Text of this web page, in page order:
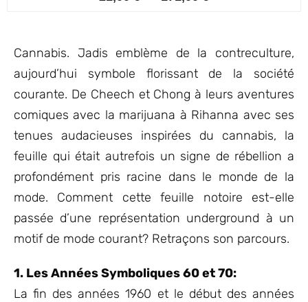
Cannabis. Jadis emblème de la contreculture,
aujourd’hui symbole florissant de la société
courante. De Cheech et Chong à leurs aventures
comiques avec la marijuana à Rihanna avec ses
tenues audacieuses inspirées du cannabis, la
feuille qui était autrefois un signe de rébellion a
profondément pris racine dans le monde de la
mode. Comment cette feuille notoire est-elle
passée d’une représentation underground à un
motif de mode courant? Retraçons son parcours.
1. Les Années Symboliques 60 et 70:
La fin des années 1960 et le début des années